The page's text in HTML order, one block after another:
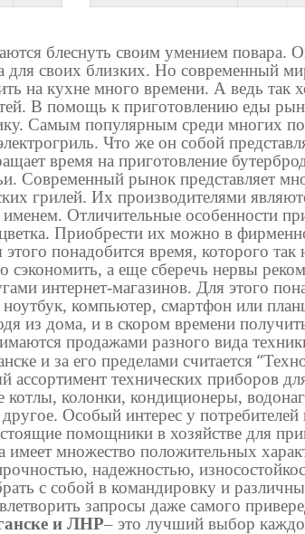
блеснуть своим умением повара.
для своих близких. Но современный
на кухне много времени. А ведь так
В помощь к приготовлению еды
Самым популярным среди многих
Что же он собой
время на приготовление
Современный рынок представляет
грилей. Их производителями
Отличительные особенности
Приобрести их можно в
понадобится время, которого так
сэкономить, а еще сберечь нервы
интернет-магазинов. Для этого
ноутбук, компьютер, смартфон или
из дома, и в скором времени
продажами разного вида
и за его пределами считается “
ассортимент технических приборов
котлы, колонки, кондиционеры,
Особый интерес у
помощники в хозяйстве для
имеет множество положительных
надежностью,
с собой в командировку и
запросы даже самого
и ЛНР– это лучший выбор